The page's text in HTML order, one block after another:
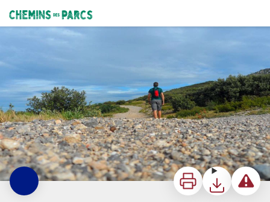
Chemins des Parcs
ImprimerTéléchargerSignaler